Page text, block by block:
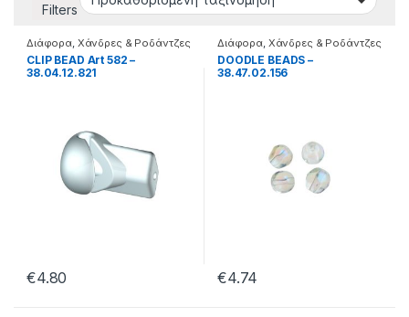
Filters
Διάφορα, Χάνδρες & Ροδάντζες
CLIP BEAD Art 582 –
38.04.12.821
€4.80
Διάφορα, Χάνδρες & Ροδάντζες
DOODLE BEADS –
38.47.02.156
€4.74